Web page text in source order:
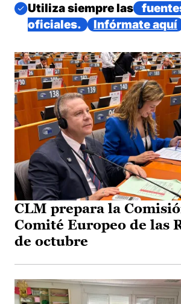
Imagen
Utiliza siempre las
oficiales.
Infórmate aquí
CLM prepara la
Comité Europeo de las
de octubre